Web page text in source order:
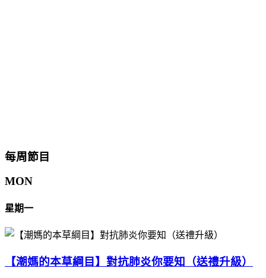
每周節目
MON
星期一
【潮媽的本草綱目】對抗肺炎你要知（送禮升級）